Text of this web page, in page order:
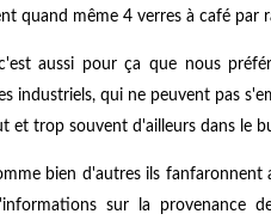
quand même 4 verres à café
aussi pour ça que nous
industriels, qui ne peuvent pas
et trop souvent d'ailleurs dans le
bien d'autres ils fanfaronnent
sur la provenance